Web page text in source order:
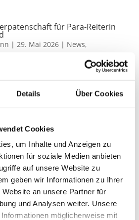
Details Über Cookies
Cookies
um Inhalte und Anzeigen zu
für soziale Medien anbieten
auf unsere Website zu
geben wir Informationen zu Ihrer
an unsere Partner für
und Analysen weiter. Unsere
möglicherweise mit
für Para-Reiterin
| 29. Mai 2026| News,
die weit über Medaillen und
Die Geschichte von Melanie
Die Para-Dressurreiterin aus
gewinnt in Mannheim
| 06. Mai 2026| News, Para-